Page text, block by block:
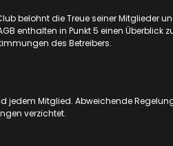
belohnt die Treue seiner Mitglieder
enthalten in Punkt 5 einen Überblick
des Betreibers.
jedem Mitglied. Abweichende
verzichtet.